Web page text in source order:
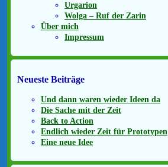
Urgarion
Wolga – Ruf der Zarin
Über mich
Impressum
Neueste Beiträge
Und dann waren wieder Ideen da
Die Sache mit der Zeit
Back to Action
Endlich wieder Zeit für Prototypen
Eine neue Idee